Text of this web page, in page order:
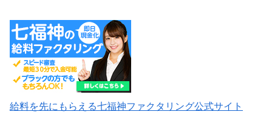
給料を先にもらえる七福神ファクタリング公式サイト